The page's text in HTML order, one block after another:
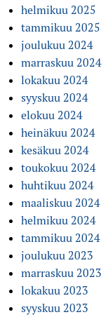
helmikuu 2025
tammikuu 2025
joulukuu 2024
marraskuu 2024
lokakuu 2024
syyskuu 2024
elokuu 2024
heinäkuu 2024
kesäkuu 2024
toukokuu 2024
huhtikuu 2024
maaliskuu 2024
helmikuu 2024
tammikuu 2024
joulukuu 2023
marraskuu 2023
lokakuu 2023
syyskuu 2023